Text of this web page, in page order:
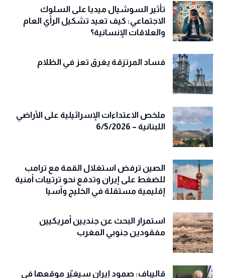
تأثير السوشيال ميديا على السلوك
الاجتماعي: كيف تعيد تشكيل الرأي العام
والعلاقات الإنسانية؟
فساد المرتزقة يغرق تعز في الظلام
ملخص الاعتداءات الإسرائيلية على الأراضي
اللبنانية – 6/5/2026
الصين ترفض استغلال القمة مع ترامب
للضغط على إيران وتدفع نحو ترتيبات أمنية
إقليمية مستقلة في الخليج وآسيا
استمرار البحث عن جنديين أمريكيين
مفقودين جنوبي المغرب
قاليباف: صمود إيران سيغيّر موقعها في